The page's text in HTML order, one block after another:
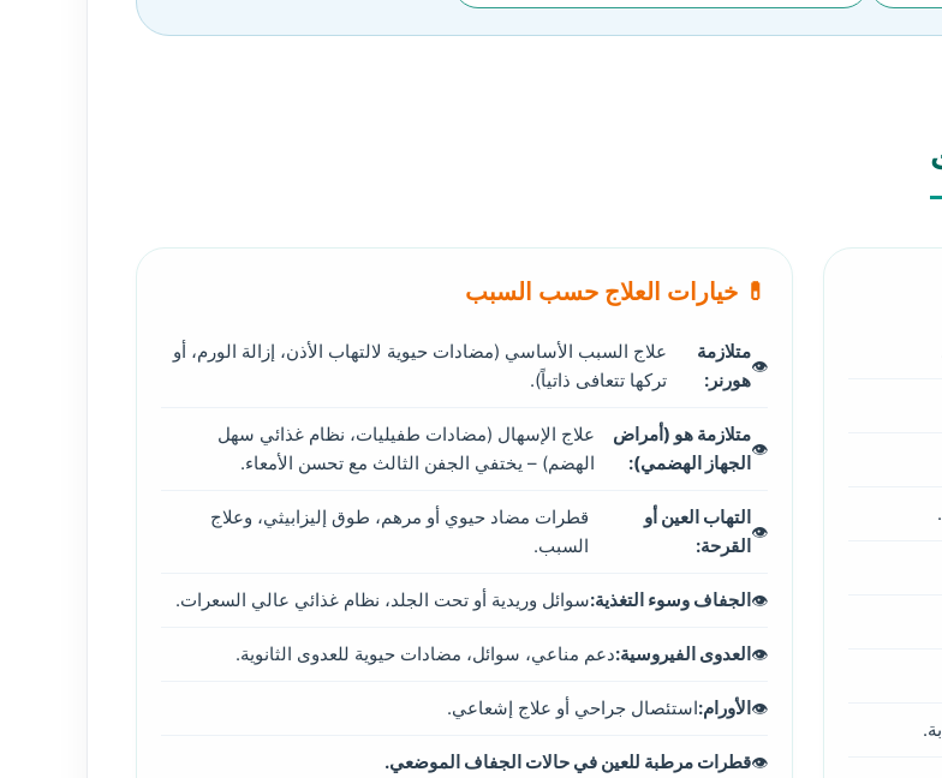
💊 خيارات العلاج حسب السبب
متلازمة
هورنر:
علاج السبب الأساسي (مضادات حيوية لالتهاب الأذن، إزالة الورم، أو
تركها تتعافى ذاتياً).
متلازمة هو (أمراض
الجهاز الهضمي):
علاج الإسهال (مضادات طفيليات، نظام غذائي سهل
الهضم) – يختفي الجفن الثالث مع تحسن الأمعاء.
التهاب العين أو
القرحة:
قطرات مضاد حيوي أو مرهم، طوق إليزابيثي، وعلاج
السبب.
الجفاف وسوء التغذية:سوائل وريدية أو تحت الجلد، نظام غذائي عالي السعرات.
العدوى الفيروسية:دعم مناعي، سوائل، مضادات حيوية للعدوى الثانوية.
الأورام:استئصال جراحي أو علاج إشعاعي.
قطرات مرطبة للعين في حالات الجفاف الموضعي.